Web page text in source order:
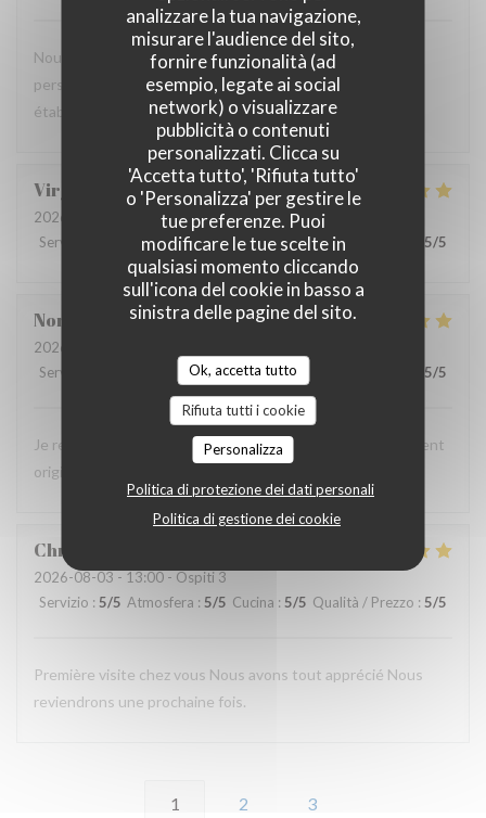
analizzare la tua navigazione,
misurare l'audience del sito,
fornire funzionalità (ad
esempio, legate ai social
network) o visualizzare
pubblicità o contenuti
personalizzati. Clicca su
'Accetta tutto', 'Rifiuta tutto'
o 'Personalizza' per gestire le
tue preferenze. Puoi
modificare le tue scelte in
qualsiasi momento cliccando
sull'icona del cookie in basso a
sinistra delle pagine del sito.
Ok, accetta tutto
Rifiuta tutti i cookie
Personalizza
Politica di protezione dei dati personali
Politica di gestione dei cookie
Nous avons tous apprécié notre repas et l'amabilité du
personnel. Nous reviendrons avec plaisir dans cet
établissement.
Virginie
2026-07-31
- 12:30 - Ospiti 2
Servizio
Atmosfera:5/5 Cucina: 5/5 Qualità / Prezzo 5/5
Norbert
2026-08-03
Servizio
Atmosfera: 5 /5 Cucina:5/5 5/5
Je recommande la spécialité "les trois braves" c'est tellement
original pour un provençal ! C'est aussi tellement bon !
Christophe
2026-08-03 - 13:00 - Ospiti 3
Servizio : 5/5 Atmosfera : 5/5 Cucina : 5/5 Qualità / Prezzo : 5/5
Première visite chez vous Nous avons tout apprécié Nous
reviendrons une prochaine fois.
1 2 3